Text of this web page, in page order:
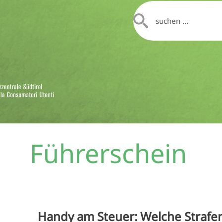
Führerschein
Handy am Steuer: Welche